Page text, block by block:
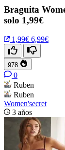
Braguita
solo 1,99€
1,99€ 6,99€
978
0
Ruben
Ruben
Women'secret
3 años